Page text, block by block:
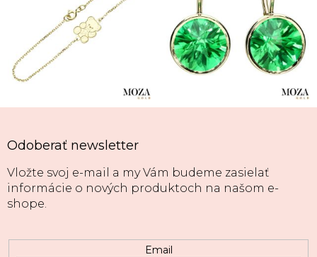
Odoberať newsletter
Vložte svoj e-mail a my Vám budeme zasielať
informácie o nových produktoch na našom e-
shope.
Email